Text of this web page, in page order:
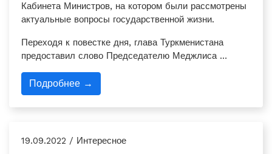
Кабинета Министров, на котором были рассмотрены
актуальные воп­росы государственной жизни.
Переходя к повестке дня, глава Туркменистана
предоставил слово Председателю Меджлиса …
Подробнее →
19.09.2022 / Интересное